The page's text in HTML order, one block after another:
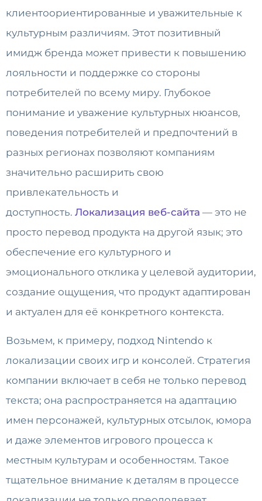
клиентоориентированные и уважительные к
культурным различиям. Этот позитивный
имидж бренда может привести к повышению
лояльности и поддержке со стороны
потребителей по всему миру. Глубокое
понимание и уважение культурных нюансов,
поведения потребителей и предпочтений в
разных регионах позволяют компаниям
значительно расширить свою
привлекательность и
доступность. Локализация веб-сайта — это не
просто перевод продукта на другой язык; это
обеспечение его культурного и
эмоционального отклика у целевой аудитории,
создание ощущения, что продукт адаптирован
и актуален для её конкретного контекста.
Возьмем, к примеру, подход Nintendo к
локализации своих игр и консолей. Стратегия
компании включает в себя не только перевод
текста; она распространяется на адаптацию
имен персонажей, культурных отсылок, юмора
и даже элементов игрового процесса к
местным культурам и особенностям. Такое
тщательное внимание к деталям в процессе